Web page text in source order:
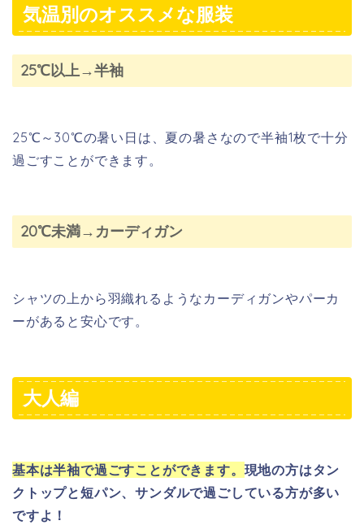
気温別のオススメな服装
25℃以上→半袖
25℃～30℃の暑い日は、夏の暑さなので半袖1枚で十分
過ごすことができます。
20℃未満→カーディガン
シャツの上から羽織れるようなカーディガンやパーカ
ーがあると安心です。
大人編
基本は半袖で過ごすことができます。 現地の方はタン
クトップと短パン、サンダルで過ごしている方が多い
ですよ！